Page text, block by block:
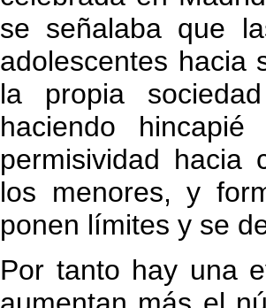
se señalaba que
adolescentes hacia
la propia
haciendo
permisividad hacia
los menores, y
ponen límites y se
Por tanto hay una